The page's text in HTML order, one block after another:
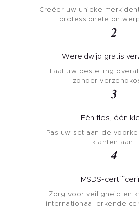
Creëer uw unieke
professionele
2
Wereldwijd gratis
Laat uw bestelling
zonder
3
Eén fles, één
Pas uw set aan de
klanten aan.
4
MSDS-
Zorg voor veiligheid en
internationaal erkende